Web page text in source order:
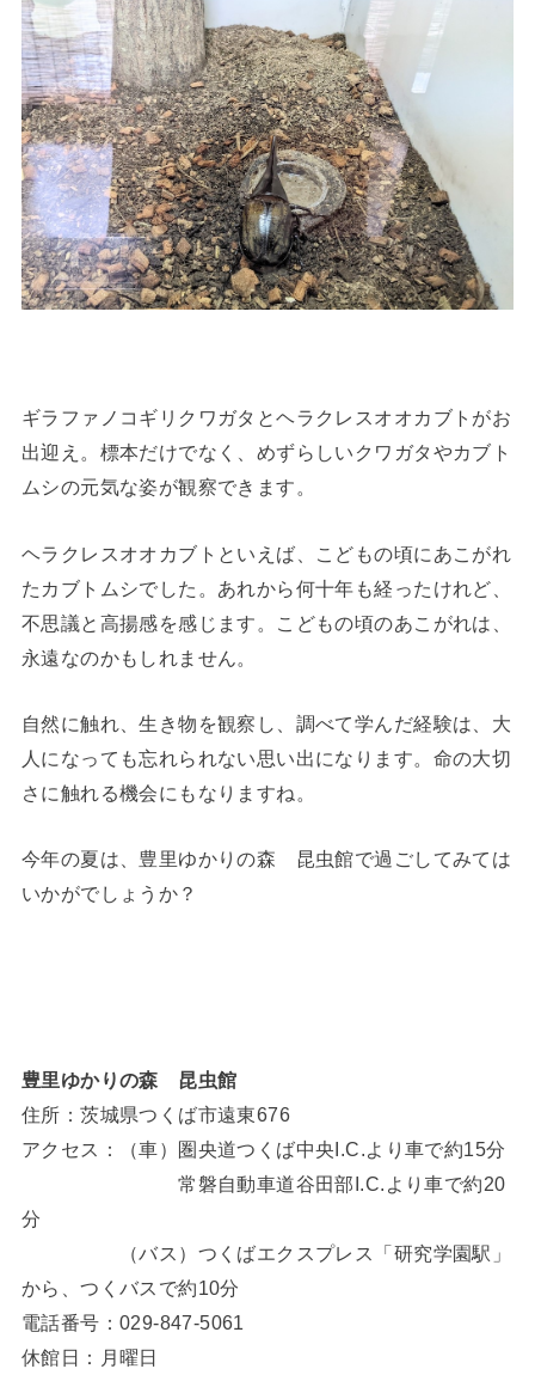
ギラファノコギリクワガタとヘラクレスオオカブトがお
出迎え。標本だけでなく、めずらしいクワガタやカブト
ムシの元気な姿が観察できます。
ヘラクレスオオカブトといえば、こどもの頃にあこがれ
たカブトムシでした。あれから何十年も経ったけれど、
不思議と高揚感を感じます。こどもの頃のあこがれは、
永遠なのかもしれません。
自然に触れ、生き物を観察し、調べて学んだ経験は、大
人になっても忘れられない思い出になります。命の大切
さに触れる機会にもなりますね。
今年の夏は、豊里ゆかりの森 昆虫館で過ごしてみては
いかがでしょうか？
豊里ゆかりの森 昆虫館
住所：茨城県つくば市遠東676
アクセス：（車）圏央道つくば中央I.C.より車で約15分
常磐自動車道谷田部I.C.より車で約20
分
（バス）つくばエクスプレス「研究学園駅」
から、つくバスで約10分
電話番号：029-847-5061
休館日：月曜日